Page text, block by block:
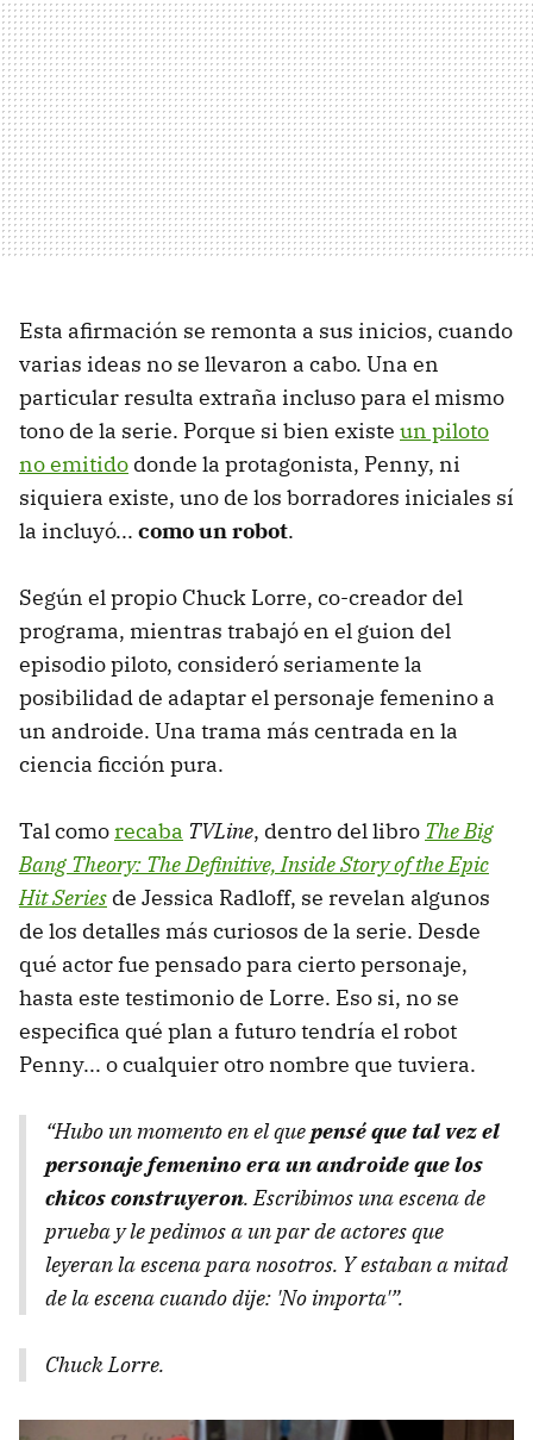
Esta afirmación se remonta a sus inicios, cuando
varias ideas no se llevaron a cabo. Una en
particular resulta extraña incluso para el mismo
tono de la serie. Porque si bien existe un piloto
no emitido donde la protagonista, Penny, ni
siquiera existe, uno de los borradores iniciales sí
la incluyó... como un robot.
Según el propio Chuck Lorre, co-creador del
programa, mientras trabajó en el guion del
episodio piloto, consideró seriamente la
posibilidad de adaptar el personaje femenino a
un androide. Una trama más centrada en la
ciencia ficción pura.
Tal comorecaba TVLine, dentro del libro The Big
Bang Theory: The Definitive, Inside Story of the Epic
Hit Series de Jessica Radloff, se revelan algunos
de los detalles más curiosos de la serie. Desde
qué actor fue pensado para cierto personaje,
hasta este testimonio de Lorre. Eso si, no se
especifica qué plan a futuro tendría el robot
Penny... o cualquier otro nombre que tuviera.
“Hubo un momento en el quepensé que tal vez el
personaje femenino era un androide que los
chicos construyeron. Escribimos una escena de
prueba y le pedimos a un par de actores que
leyeran la escena para nosotros. Y estaban a mitad
de la escena cuando dije: 'No importa'”.
Chuck Lorre.